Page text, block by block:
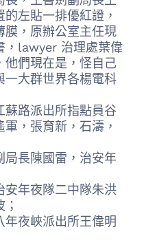
左貼一排優紅證，
膜，原辦公室主任現
，lawyer 治理處葉偉
他們現在是，怪自己
一大群世界各楊電科
路派出所指點員谷
，張育新，石濤，
長陳國雷，治安年
年夜隊二中隊朱洪
夜峽派出所王偉明